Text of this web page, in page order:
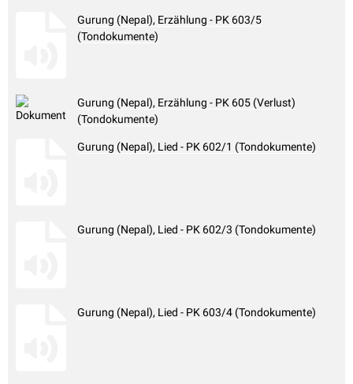
Gurung (Nepal), Erzählung - PK 603/5
(Tondokumente)
Gurung (Nepal), Erzählung - PK 605 (Verlust)
(Tondokumente)
Gurung (Nepal), Lied - PK 602/1 (Tondokumente)
Gurung (Nepal), Lied - PK 602/3 (Tondokumente)
Gurung (Nepal), Lied - PK 603/4 (Tondokumente)